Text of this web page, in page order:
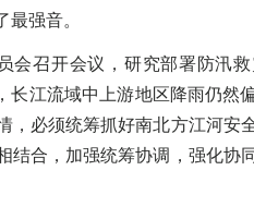
强音。
召开会议，研究部署防汛救
长江流域中上游地区降雨仍然
，必须统筹抓好南北方江河安
结合，加强统筹协调，强化协